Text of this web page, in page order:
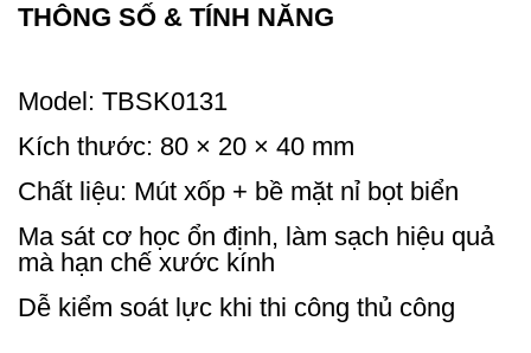
THÔNG SỐ & TÍNH NĂNG
Model: TBSK0131
Kích thước: 80 × 20 × 40 mm
Chất liệu: Mút xốp + bề mặt nỉ bọt biển
Ma sát cơ học ổn định, làm sạch hiệu quả
mà hạn chế xước kính
Dễ kiểm soát lực khi thi công thủ công